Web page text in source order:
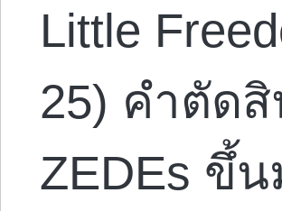
Little
25) คำตัด
ZEDEs ขึ้